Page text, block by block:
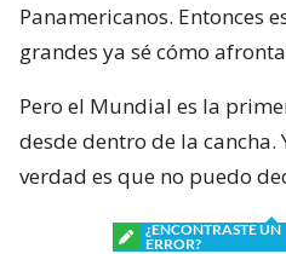
Panamericanos. Entonces
grandes ya sé cómo
Pero el Mundial es la
desde dentro de la cancha.
verdad es que no puedo
¿ENCONTRASTE UN
ERROR?